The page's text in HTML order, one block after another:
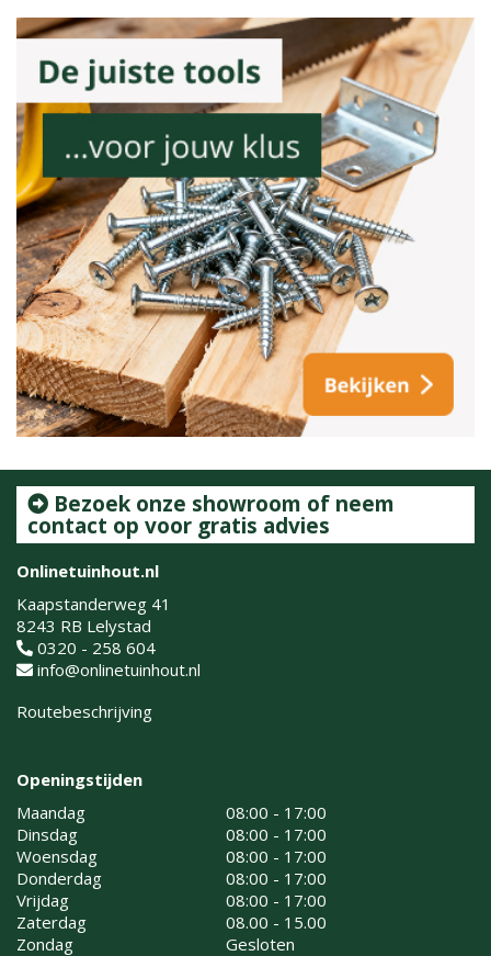
Bezoek onze showroom of neem
contact op voor gratis advies
Onlinetuinhout.nl
Kaapstanderweg 41
8243 RB Lelystad
0320 - 258 604
info@onlinetuinhout.nl
Routebeschrijving
Openingstijden
Maandag
08:00 - 17:00
Dinsdag
08:00 - 17:00
Woensdag
08:00 - 17:00
Donderdag
08:00 - 17:00
Vrijdag
08:00 - 17:00
Zaterdag
08.00 - 15.00
Zondag
Gesloten